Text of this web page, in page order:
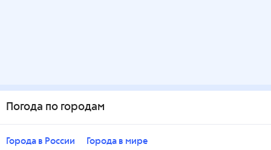
Погода по городам
Города в России Города в мире